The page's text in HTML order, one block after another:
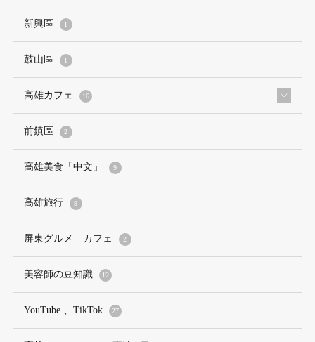
新興區 1
鼓山區 1
高雄カフェ 16
前鎮區 2
高雄美食「中文」 9
高雄旅行 9
屏東グルメ カフェ 2
美容師の豆知識 12
YouTube 、TikTok 27